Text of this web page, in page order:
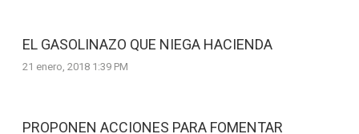
EL GASOLINAZO QUE NIEGA HACIENDA
21 enero, 2018 1:39 PM
PROPONEN ACCIONES PARA FOMENTAR